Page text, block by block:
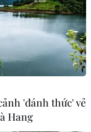
Tâm, huyện Mỹ
'đánh thức' vẻ
Hang